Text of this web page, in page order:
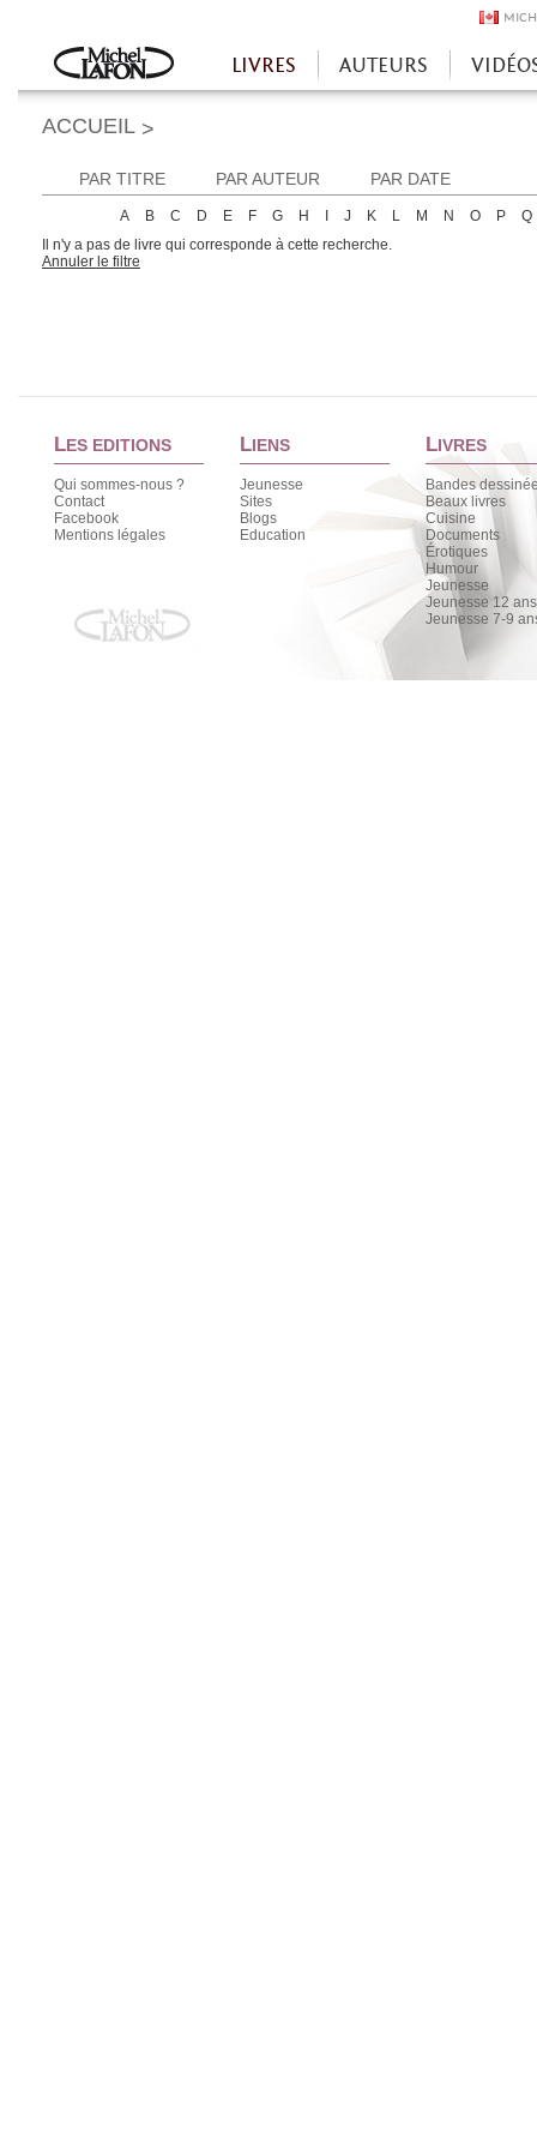
Accueil
LIVRES AUTEURS
ACCUEIL >
PAR TITRE PAR AUTEUR PAR DATE
A B C D E F G H J K L M N O P
Q
Il n'y a pas de livre qui corresponde à cette recherche.
Annuler le filtre
LES EDITIONS
Qui sommes-nous ?
Contact
Facebook
Mentions légales
LIENS
Jeunesse
Sites
Blogs
Education
LIVRES
Bandes
Beaux livres
Cuisine
Documents
Érotiques
Humour
Jeunesse
Jeunesse 12
Jeunesse 7-9